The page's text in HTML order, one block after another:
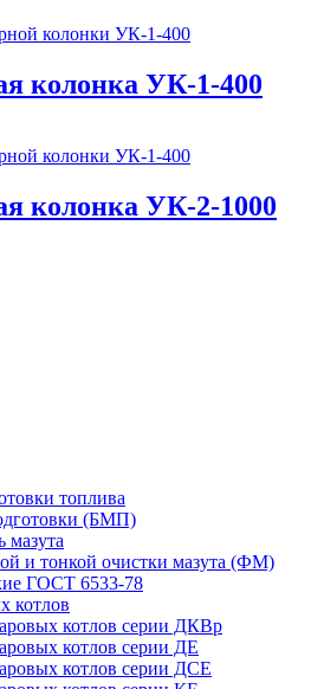
колонка УК-1-400
колонка УК-2-1000
топлива
(БМП)
мазута
и тонкой очистки мазута (ФМ)
ГОСТ 6533-78
котлов
котлов серии ДКВр
котлов серии ДЕ
котлов серии ДСЕ